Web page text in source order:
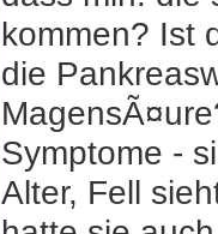
kommen? Ist
die
Symptome -
Alter, Fell